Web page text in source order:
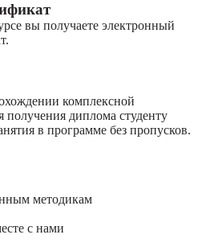
вы получаете электронный
комплексной
диплома студенту
в программе без пропусков.
методикам
с нами